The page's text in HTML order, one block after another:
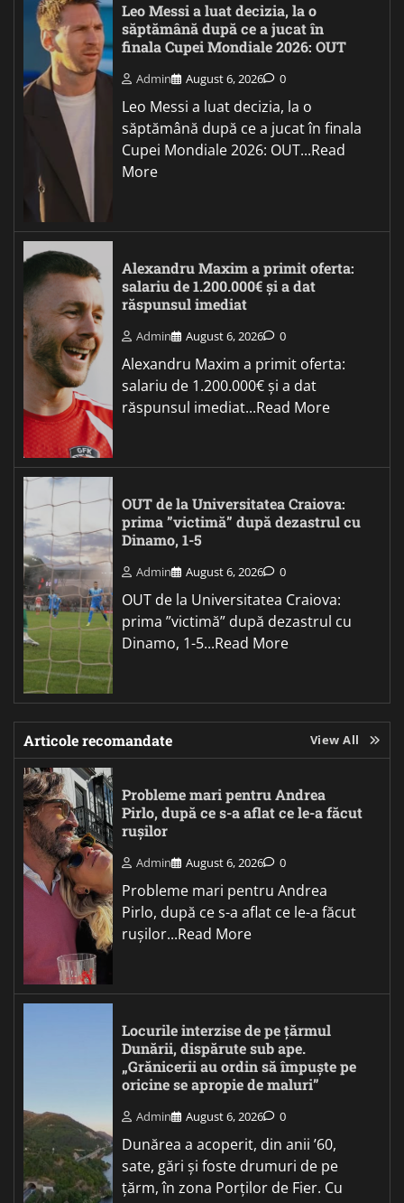
Leo Messi a luat decizia, la o
săptămână după ce a jucat în
finala Cupei Mondiale 2026: OUT
Admin August 6, 2026 0
Leo Messi a luat decizia, la o
săptămână după ce a jucat în finala
Cupei Mondiale 2026: OUT...Read
More
Alexandru Maxim a primit oferta:
salariu de 1.200.000€ și a dat
răspunsul imediat
Admin August 6, 2026 0
Alexandru Maxim a primit oferta:
salariu de 1.200.000€ și a dat
răspunsul imediat...Read More
OUT de la Universitatea Craiova:
prima ”victimă” după dezastrul cu
Dinamo, 1-5
Admin August 6, 2026 0
OUT de la Universitatea Craiova:
prima ”victimă” după dezastrul cu
Dinamo, 1-5...Read More
Articole recomandate View All
Probleme mari pentru Andrea
Pirlo, după ce s-a aflat ce le-a făcut
rușilor
Admin August 6, 2026 0
Probleme mari pentru Andrea
Pirlo, după ce s-a aflat ce le-a făcut
rușilor...Read More
Locurile interzise de pe țărmul
Dunării, dispărute sub ape.
„Grănicerii au ordin să împuște pe
oricine se apropie de maluri”
Admin August 6, 2026 0
Dunărea a acoperit, din anii ’60,
sate, gări și foste drumuri de pe
țărm, în zona Porților de Fier. Cu